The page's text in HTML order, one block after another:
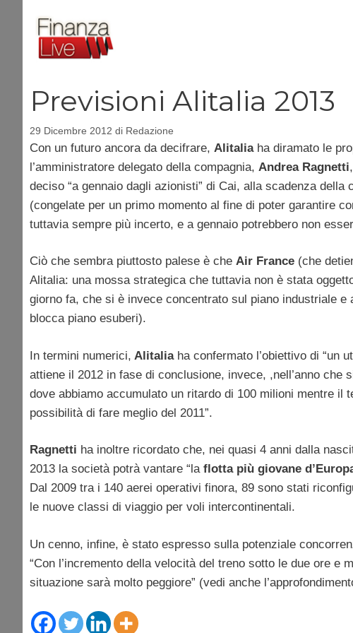
contenuto
Previsioni Alitalia 2013
29 Dicembre 2012 di Redazione
Con un futuro ancora da decifrare, Alitaliaha diramato le
l’amministratore delegato della compagnia, Andrea Ragnetti
deciso “a gennaio dagli azionisti” di Cai, alla scadenza
(congelate per un primo momento al fine di poter garantire
tuttavia sempre più incerto, e a gennaio potrebbero non
Ciò che sembra piuttosto palese è che Air France (che
Alitalia: una mossa strategica che tuttavia non è stata
giorno fa, che si è invece concentrato sul piano industriale
blocca piano esuberi).
In termini numerici, Alitaliaha confermato l’obiettivo di “un
attiene il 2012 in fase di conclusione, invece, ,nell’anno che
dove abbiamo accumulato un ritardo di 100 milioni mentre il
possibilità di fare meglio del 2011”.
Ragnetti ha inoltre ricordato che, nei quasi 4 anni dalla
2013 la società potrà vantare “la flotta più giovane
Dal 2009 tra i 140 aerei operativi finora, 89 sono stati
le nuove classi di viaggio per voli intercontinentali.
Un cenno, infine, è stato espresso sulla potenziale
“Con l’incremento della velocità del treno sotto le due ore
situazione sarà molto peggiore” (vedi anche